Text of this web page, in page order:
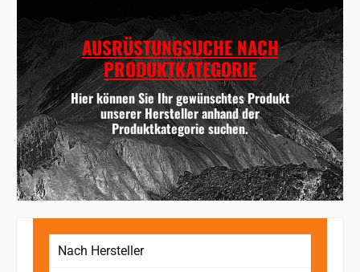
AUSRÜSTUNGSUCHE NACH
PRODUKTKATEGORIE
Hier können Sie Ihr gewünschtes Produkt
unserer Hersteller anhand der
Produktkategorie suchen.
Nach Hersteller